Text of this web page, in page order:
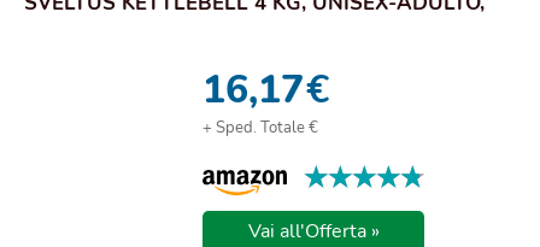
16,17€
+ Sped. Totale €
★★★★★
★★★★★
Vai all'Offerta »